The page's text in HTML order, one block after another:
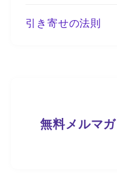
引き寄せの法則
無料メルマガ